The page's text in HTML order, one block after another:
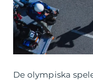
De olympiska